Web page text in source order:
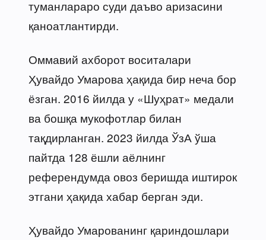
туманлараро суди даъво аризасини
қаноатлантирди.
Оммавий ахборот воситалари
Ҳувайдо Умарова ҳақида бир неча бор
ёзган. 2016 йилда у «Шуҳрат» медали
ва бошқа мукофотлар билан
тақдирланган. 2023 йилда ЎзА ўша
пайтда 128 ёшли аёлнинг
референдумда овоз беришда иштирок
этгани ҳақида хабар берган эди.
Ҳувайдо Умарованинг қариндошлари